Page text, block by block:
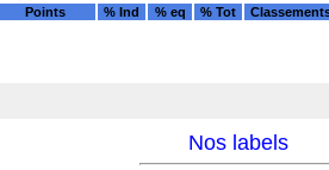
Points % Ind % eq % Tot
Nos labels